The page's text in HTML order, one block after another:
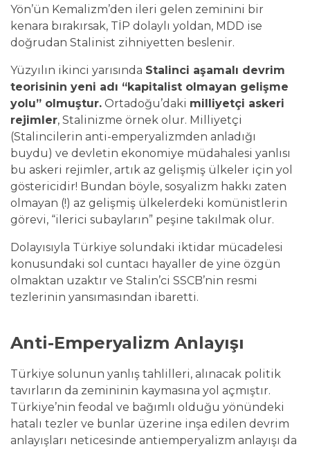
Yön’ün Kemalizm’den ileri gelen zeminini bir
kenara bırakırsak, TİP dolaylı yoldan, MDD ise
doğrudan Stalinist zihniyetten beslenir.
Yüzyılın ikinci yarısında Stalinci aşamalı devrim
teorisinin yeni adı “kapitalist olmayan gelişme
yolu” olmuştur. Ortadoğu’daki milliyetçi askeri
rejimler, Stalinizme örnek olur. Milliyetçi
(Stalincilerin anti-emperyalizmden anladığı
buydu) ve devletin ekonomiye müdahalesi yanlısı
bu askeri rejimler, artık az gelişmiş ülkeler için yol
göstericidir! Bundan böyle, sosyalizm hakkı zaten
olmayan (!) az gelişmiş ülkelerdeki komünistlerin
görevi, “ilerici subayların” peşine takılmak olur.
Dolayısıyla Türkiye solundaki iktidar mücadelesi
konusundaki sol cuntacı hayaller de yine özgün
olmaktan uzaktır ve Stalin’ci SSCB’nin resmi
tezlerinin yansımasından ibaretti.
Anti-Emperyalizm Anlayışı
Türkiye solunun yanlış tahlilleri, alınacak politik
tavırların da zemininin kaymasına yol açmıştır.
Türkiye’nin feodal ve bağımlı olduğu yönündeki
hatalı tezler ve bunlar üzerine inşa edilen devrim
anlayışları neticesinde antiemperyalizm anlayışı da